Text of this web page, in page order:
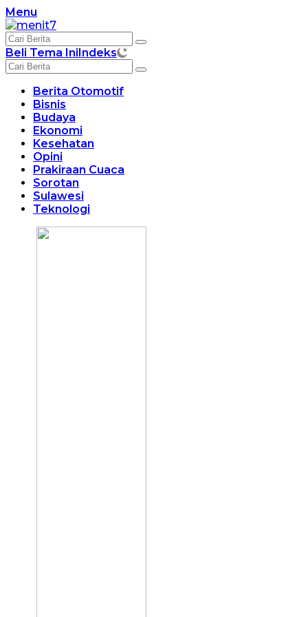
Langsung
ke
konten
Menu
Beli Tema IniIndeks
Berita Otomotif
Bisnis
Budaya
Ekonomi
Kesehatan
Opini
Prakiraan Cuaca
Sorotan
Sulawesi
Teknologi